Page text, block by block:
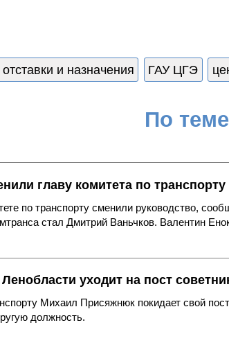
отставки и назначения ГАУ ЦГЭ
По теме
главу комитета по транспорту
по транспорту сменили руководство,
стал Дмитрий Ваньчков. Валентин
уходит на пост
Михаил Присяжнюк покидает свой
должность.